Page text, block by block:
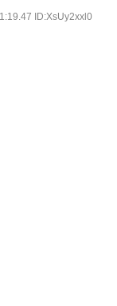
がsteamからの入
ブ！蓮ノ空】
ID:XsUy2xxl0